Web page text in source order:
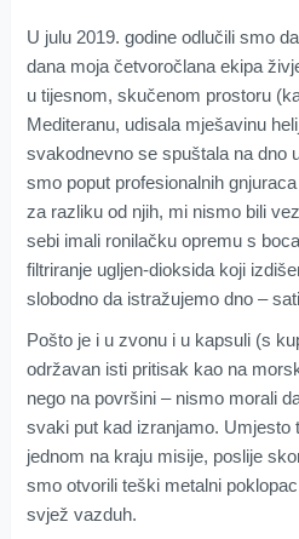
U julu 2019. godine odlučili smo
dana moja četvoročlana ekipa
u tijesnom, skučenom prostoru
Mediteranu, udisala mješavinu
svakodnevno se spuštala na dno
smo poput profesionalnih
za razliku od njih, mi nismo bili
sebi imali ronilačku opremu s
filtriranje ugljen-dioksida koji
slobodno da istražujemo dno –
Pošto je i u zvonu i u kapsuli (s
održavan isti pritisak kao na
nego na površini – nismo morali
svaki put kad izranjamo. Umjesto
jednom na kraju misije, poslije
smo otvorili teški metalni
svjež vazduh.